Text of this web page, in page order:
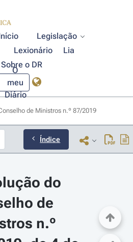
Legislação
Lexionário
Lia
Sobre o DR
O
meu
Diário
de Ministros n.º 87/2019
Índice
do
de
n.º